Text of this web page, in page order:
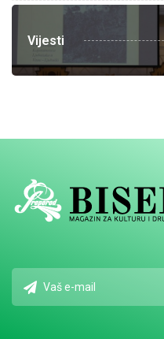
Vijesti